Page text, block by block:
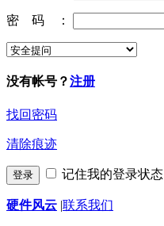
密 码 ：
没有帐号？注册
找回密码
清除痕迹
登录 记住我的登录状态
硬件风云 |联系我们